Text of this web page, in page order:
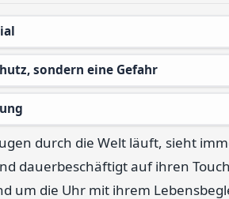
sondern eine Gefahr
durch die Welt läuft, sieht
dauerbeschäftigt auf ihren
um die Uhr mit ihrem